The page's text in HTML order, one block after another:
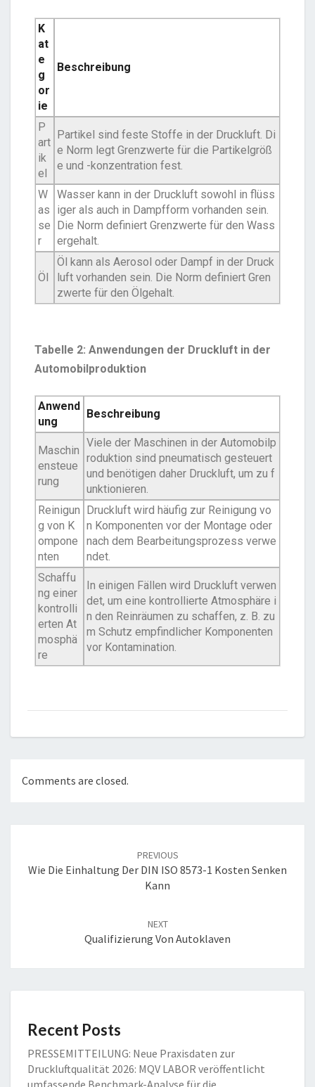
K
at
e
g
or
ie
Beschreibung
P
art
ik
el
Partikel sind feste Stoffe in der Druckluft. Di
e Norm legt Grenzwerte für die Partikelgröß
e und -konzentration fest.
W
as
se
r
Wasser kann in der Druckluft sowohl in flüss
iger als auch in Dampfform vorhanden sein.
Die Norm definiert Grenzwerte für den Wass
ergehalt.
Öl
Öl kann als Aerosol oder Dampf in der Druck
luft vorhanden sein. Die Norm definiert Gren
zwerte für den Ölgehalt.
Tabelle 2: Anwendungen der Druckluft in der
Automobilproduktion
Anwend
ung
Beschreibung
Maschin
ensteue
rung
Viele der Maschinen in der Automobilp
roduktion sind pneumatisch gesteuert
und benötigen daher Druckluft, um zu f
unktionieren.
Reinigun
g von K
ompone
nten
Druckluft wird häufig zur Reinigung vo
n Komponenten vor der Montage oder
nach dem Bearbeitungsprozess verwe
ndet.
Schaffu
ng einer
kontrolli
erten At
mosphä
re
In einigen Fällen wird Druckluft verwen
det, um eine kontrollierte Atmosphäre i
n den Reinräumen zu schaffen, z. B. zu
m Schutz empfindlicher Komponenten
vor Kontamination.
Comments are closed.
PREVIOUS
Wie Die Einhaltung Der DIN ISO 8573-1 Kosten Senken
Kann
NEXT
Qualifizierung Von Autoklaven
Recent Posts
PRESSEMITTEILUNG: Neue Praxisdaten zur
Druckluftqualität 2026: MQV LABOR veröffentlicht
umfassende Benchmark-Analyse für die